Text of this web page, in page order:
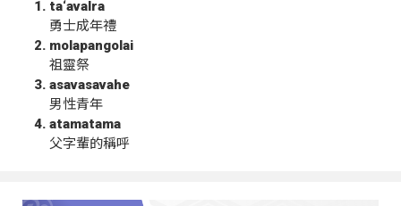
ta‘avalra
勇士成年禮
molapangolai
祖靈祭
asavasavahe
男性青年
atamatama
父字輩的稱呼